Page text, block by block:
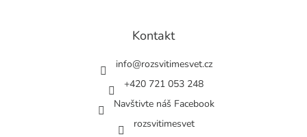
Kontakt
info@rozsvitimesvet.cz
+420 721 053 248
Navštivte náš Facebook
rozsvitimesvet